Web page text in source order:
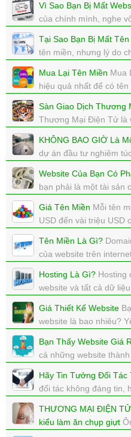
bản này sẽ hiển thị
xem: 5461 | cập nhật: 27/10/2017
Vì Sao Bạn Bị Mất
của chính mình, nghe
Tại Sao Bạn Bị Mất
tên miền, nhưng lý do
xem: 6961 | cập nhật: 22/10/2017
Mua Lại Tên Miền Mua
hiệu quả nhất để có
xem: 4964 | cập nhật: 20/10/2017
Sàn Giao Dịch Thương
Thương Mại Điện Tử là
xem: 4026 | cập nhật: 20/10/2017
KHÔNG BAO GIỜ Là
dự án đầu tư nghiêm
xem: 5105 | cập nhật: 18/10/2017
Website Của Bạn Có
bạn phải là một tài sản
Giá Tên Miền Mỗi tên
USD đến vài triệu USD
Tên Miền Là Gì?
của website trên
Hosting Là Gì? Hosting
website và tất cả dữ
Giá Thiết Kế Website
website là bao nhiêu?
Bạn Thấy Website Giá
cả những website
xem: 4540 | cập nhật: 03/10/2017
Hãy Tin Tưởng Đối Tác
đối tác không đáng tin,
xem: 6680 | cập nhật: 03/10/2017
THƯƠNG MẠI ĐIỆN
kiểu làm ăn chụp giựt